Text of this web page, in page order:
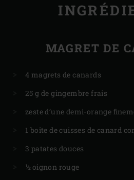
MAGRET DE
4 magrets de canards
25 g de gingembre frais
zeste d’une demi-orange
1 boîte de cuisses de canard
3 patates douces
½ oignon rouge